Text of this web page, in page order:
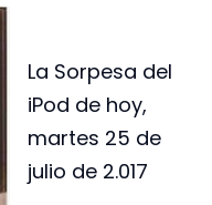
La Sorpesa del
iPod de hoy,
martes 25 de
julio de 2.017